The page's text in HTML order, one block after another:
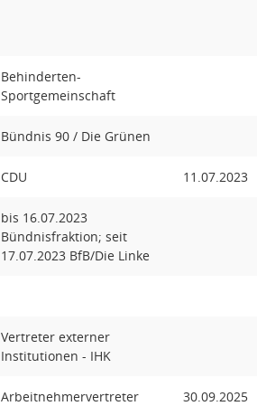
Behinderten-
Sportgemeinschaft
Bündnis 90 / Die Grünen
CDU 11.07.2023
bis 16.07.2023
Bündnisfraktion; seit
17.07.2023 BfB/Die Linke
Vertreter externer
Institutionen - IHK
Arbeitnehmervertreter 30.09.2025